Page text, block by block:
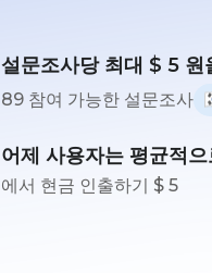
설문조사당 최대 $ 5 원
89 참여 가능한 설문조사
어제 사용자는 평균적으
에서 현금 인출하기 $ 5